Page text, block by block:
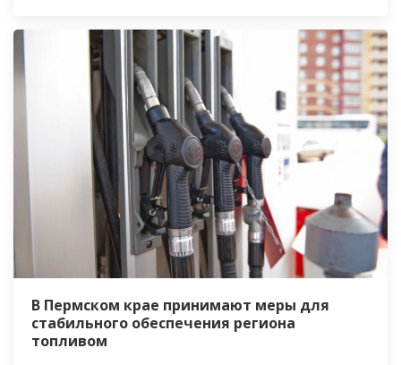
В Пермском крае принимают меры для
стабильного обеспечения региона
топливом